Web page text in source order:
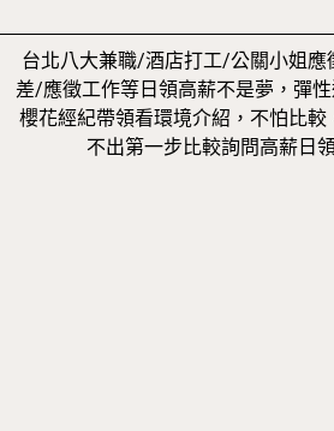
台北八大兼職/酒店打工/公關小姐
差/應徵工作等日領高薪不是夢，彈
櫻花經紀帶領看環境介紹，不怕比
不出第一步比較詢問高薪日